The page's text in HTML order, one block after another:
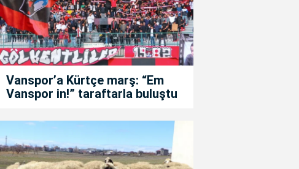
Vanspor’a Kürtçe marş: “Em
Vanspor in!” taraftarla buluştu